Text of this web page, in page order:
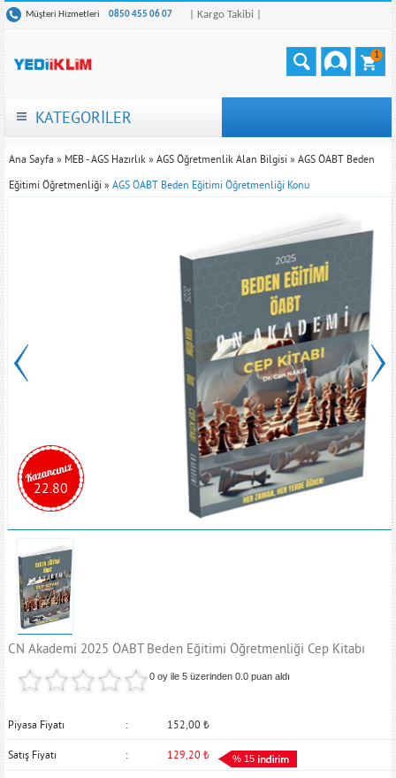
Müşteri Hizmetleri 0850 455 06 07 | Kargo Takibi |
1
KATEGORİLER
Ana Sayfa » MEB - AGS Hazırlık » AGS Öğretmenlik Alan Bilgisi » AGS ÖABT Beden
Eğitimi Öğretmenliği » AGS ÖABT Beden Eğitimi Öğretmenliği Konu
22.80
CN Akademi 2025 ÖABT Beden Eğitimi Öğretmenliği Cep Kitabı
0 oy ile 5 üzerinden0.0 puan aldı
Piyasa Fiyatı 152,00 ₺
Satış Fiyatı 129,20 ₺ % 15